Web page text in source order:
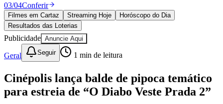
Política
Eleições
Esportes
Saúde
Segurança
Cultura
Meio Ambiente
Obras
Educação
Bairros de Barueri
03/04Conferir
Filmes em Cartaz Streaming Hoje
Horóscopo do Dia
Resultados das Loterias
Publicidade Anuncie Aqui
Geral Seguir 1 min de leitura
Cinépolis lança balde de pipoca temático
para estreia de “O Diabo Veste Prada 2”